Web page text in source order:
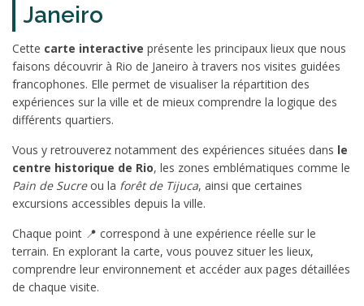
Janeiro
Cette carte interactive présente les principaux lieux que nous
faisons découvrir à Rio de Janeiro à travers nos visites guidées
francophones. Elle permet de visualiser la répartition des
expériences sur la ville et de mieux comprendre la logique des
différents quartiers.
Vous y retrouverez notamment des expériences situées dans le
centre historique de Rio, les zones emblématiques comme le
Pain de Sucreou la forêt de Tijuca, ainsi que certaines
excursions accessibles depuis la ville.
Chaque point 📍 correspond à une expérience réelle sur le
terrain. En explorant la carte, vous pouvez situer les lieux,
comprendre leur environnement et accéder aux pages détaillées
de chaque visite.